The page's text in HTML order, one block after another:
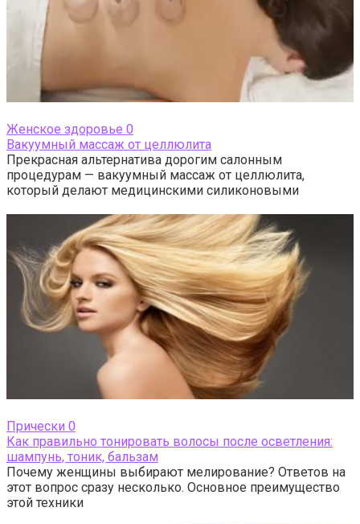
Женское здоровье 0
Вакуумный массаж от целлюлита
Прекрасная альтернатива дорогим салонным
процедурам — вакуумный массаж от целлюлита,
который делают медицинскими силиконовыми
Прически 0
Как правильно тонировать волосы после осветления:
шампунь, тоник, бальзам
Почему женщины выбирают мелирование? Ответов на
этот вопрос сразу несколько. Основное преимущество
этой техники